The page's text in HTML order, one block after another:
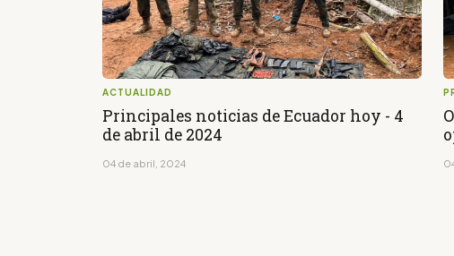
ACTUALIDAD
Principales noticias de Ecuador hoy - 4
de abril de 2024
04 de abril, 2024